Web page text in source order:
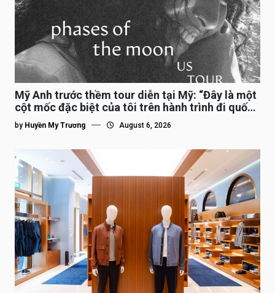
Mỹ Anh trước thềm tour diễn tại Mỹ: “Đây là một
cột mốc đặc biệt của tôi trên hành trình đi quốc
tế”
by Huyền My Trương August 6, 2026